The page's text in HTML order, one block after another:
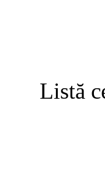
Listă